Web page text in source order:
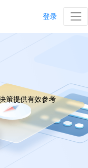
登录
策提供有效参考